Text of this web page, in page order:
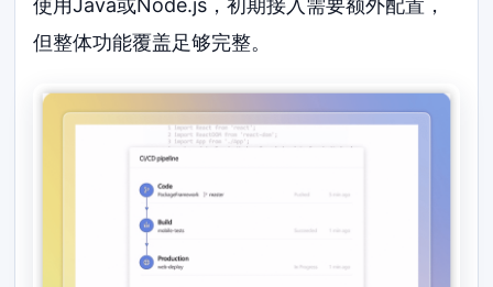
使用Java或Node.js，初期接入需要额外配置，
但整体功能覆盖足够完整。